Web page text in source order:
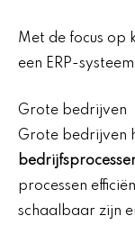
Met de focus op
een ERP-
Grote bedrijven
Grote bedrijven
processen
schaalbaar zijn